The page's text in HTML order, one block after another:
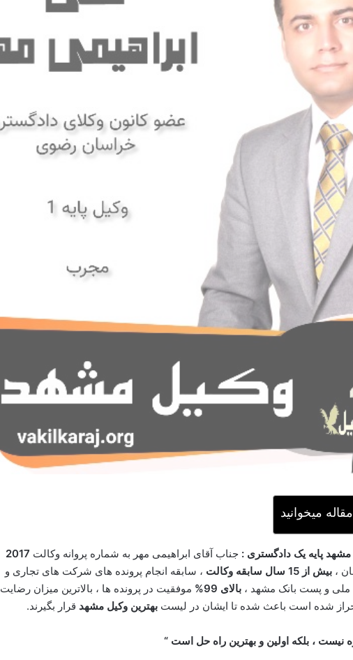
میخوانید
مشهد پایه یک دادگستری : جناب آقای ابراهیمی مهر به شماره پروانه وکالت 2017
، بیش از 15 سال سابقه وکالت
، سابقه انجام پرونده های شرکت های تجاری و
ملی و پست بانک مشهد ، بالای 99%
موفقیت در پرونده ها ، بالاترین میزان رضایت
شده است باعث شده تا ایشان در لیست بهترین وکیل مشهد قرار بگیرند.
نیست ، بلکه اولین و بهترین راه حل است “